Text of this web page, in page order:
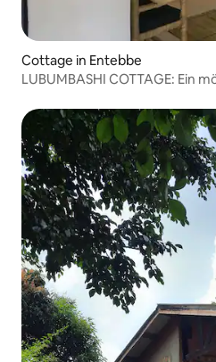
Cottage in Entebbe
LUBUMBASHI COTTAGE: Ein